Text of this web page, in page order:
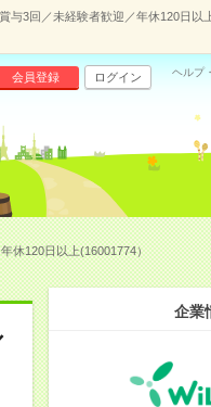
3回／未経験者歓迎／年休120日以
会員登録 ログイン ヘルプ
休120日以上(16001774）
企業